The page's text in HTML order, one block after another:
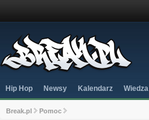
Hip Hop Newsy Kalendarz Wiedza
Break.pl Pomoc